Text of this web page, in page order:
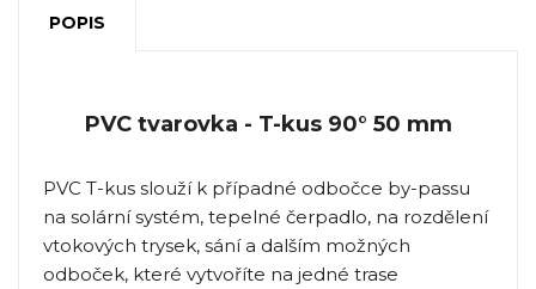
POPIS
PVC tvarovka - T-kus 90° 50 mm
PVC T-kus slouží k případné odbočce by-passu
na solární systém, tepelné čerpadlo, na rozdělení
vtokových trysek, sání a dalším možných
odboček, které vytvoříte na jedné trase